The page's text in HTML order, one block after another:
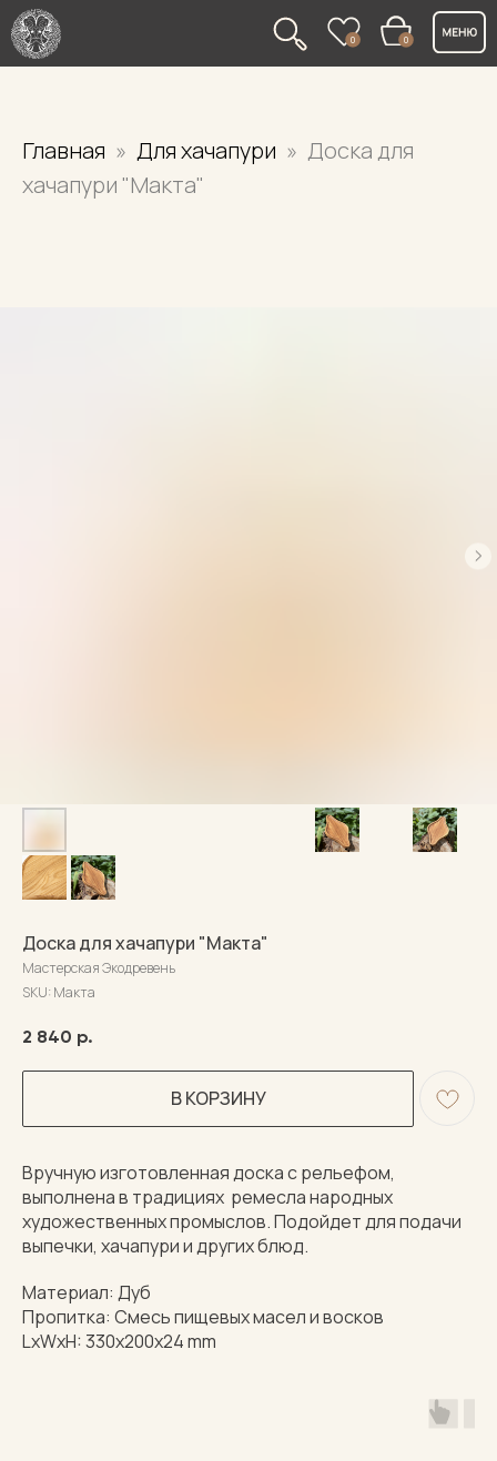
0 0
Главная Для хачапури
Доска для
хачапури "Макта"
Доска для хачапури "Макта"
Мастерская Экодревень
SKU: Макта
2 840 р.
В КОРЗИНУ
Вручную изготовленная доска с рельефом,
выполнена в традициях ремесла народных
художественных промыслов. Подойдет для подачи
выпечки, хачапури и других блюд.
Материал: Дуб
Пропитка: Смесь пищевых масел и восков
LxWxH: 330x200x24 mm